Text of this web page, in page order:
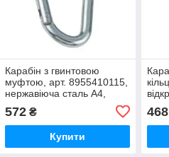
Карабін з гвинтовою
муфтою, арт. 8955410115,
нержавіюча сталь А4,
572₴
Купити
468